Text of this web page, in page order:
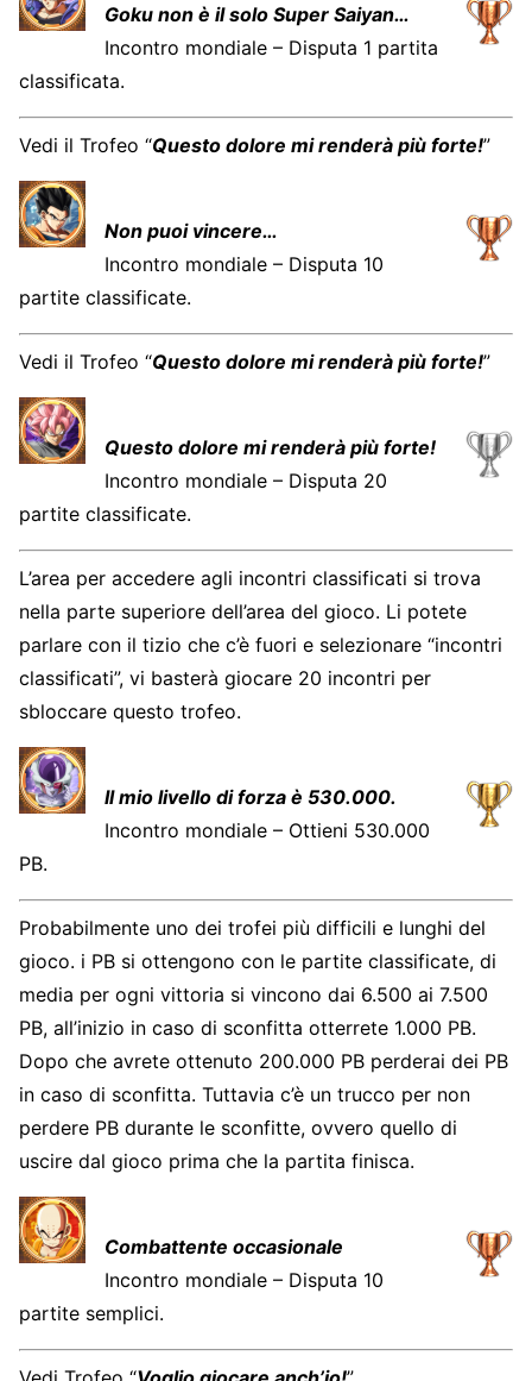
Goku non è il solo Super Saiyan…
Incontro mondiale – Disputa 1 partita
classificata.
Vedi il Trofeo “Questo dolore mi renderà più forte!”
Non puoi vincere…
Incontro mondiale – Disputa 10
partite classificate.
Vedi il Trofeo “Questo dolore mi renderà più forte!”
Questo dolore mi renderà più forte!
Incontro mondiale – Disputa 20
partite classificate.
L’area per accedere agli incontri classificati si trova
nella parte superiore dell’area del gioco. Li potete
parlare con il tizio che c’è fuori e selezionare “incontri
classificati”, vi basterà giocare 20 incontri per
sbloccare questo trofeo.
Il mio livello di forza è 530.000.
Incontro mondiale – Ottieni 530.000
PB.
Probabilmente uno dei trofei più difficili e lunghi del
gioco. i PB si ottengono con le partite classificate, di
media per ogni vittoria si vincono dai 6.500 ai 7.500
PB, all’inizio in caso di sconfitta otterrete 1.000 PB.
Dopo che avrete ottenuto 200.000 PB perderai dei PB
in caso di sconfitta. Tuttavia c’è un trucco per non
perdere PB durante le sconfitte, ovvero quello di
uscire dal gioco prima che la partita finisca.
Combattente occasionale
Incontro mondiale – Disputa 10
partite semplici.